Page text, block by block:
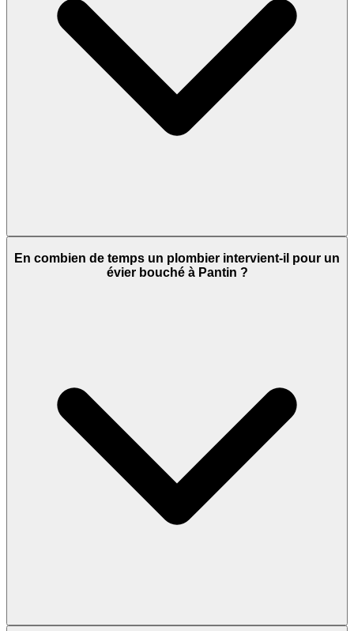
En combien de temps un plombier intervient-il pour un
évier bouché à Pantin ?